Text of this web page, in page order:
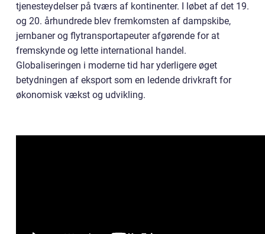
tjenesteydelser på tværs af kontinenter. I løbet af det 19.
og 20. århundrede blev fremkomsten af dampskibe,
jernbaner og flytransportapeuter afgørende for at
fremskynde og lette international handel.
Globaliseringen i moderne tid har yderligere øget
betydningen af eksport som en ledende drivkraft for
økonomisk vækst og udvikling.